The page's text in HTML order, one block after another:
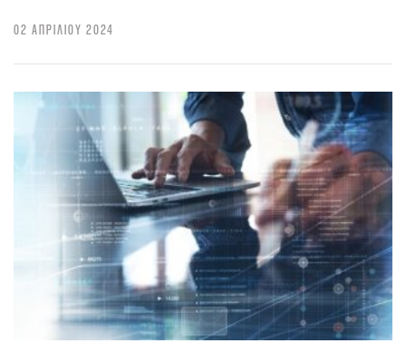
02 ΑΠΡΙΛΙΟΥ 2024